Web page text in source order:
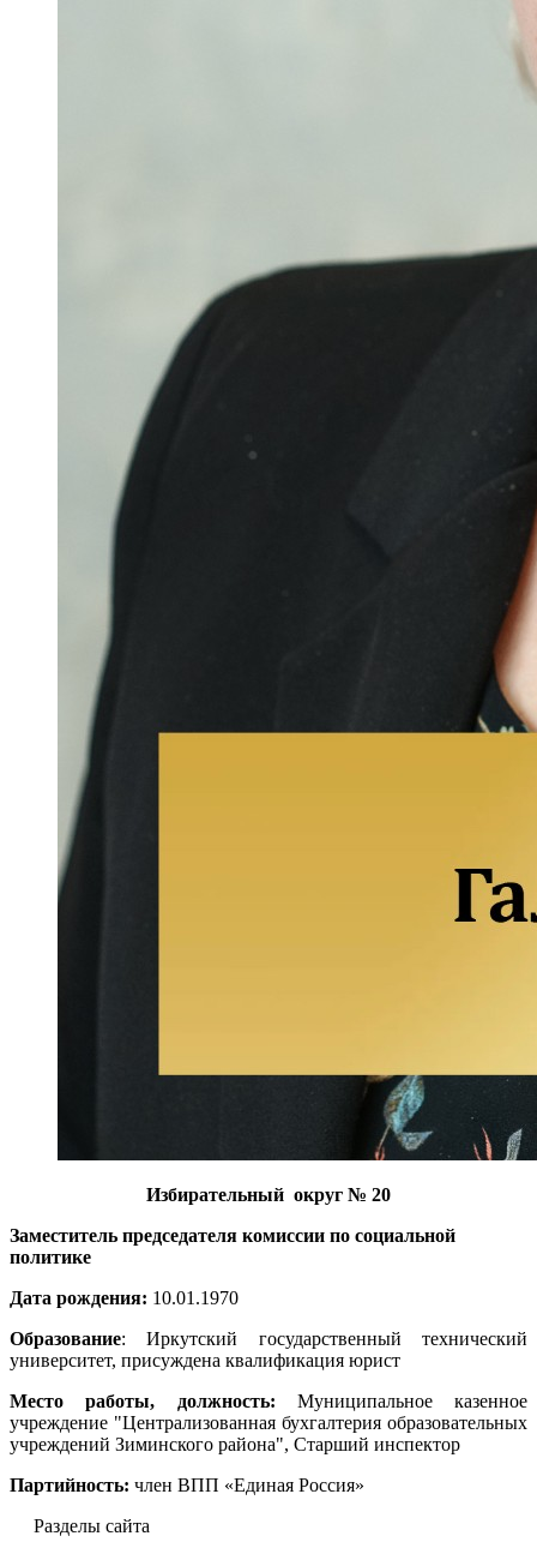
Избирательный округ № 20
Заместитель председателя комиссии по социальной
политике
Дата рождения: 10.01.1970
Образование: Иркутский государственный технический
университет, присуждена квалификация юрист
Место работы, должность: Муниципальное казенное
учреждение "Централизованная бухгалтерия образовательных
учреждений Зиминского района", Старший инспектор
Партийность: член ВПП «Единая Россия»
Разделы сайта